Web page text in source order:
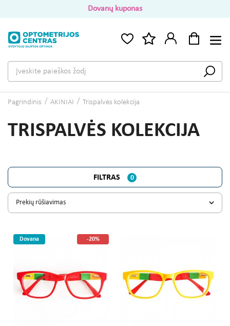
Dovanų kuponas
Pagrindinis AKINIAI Trispalvės kolekcija
TRISPALVĖS KOLEKCIJA
FILTRAS 0
Dovana -20%